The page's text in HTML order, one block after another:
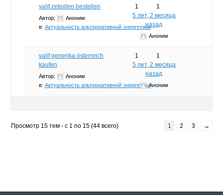
valif zetpillen bestellen
Автор:
Аноним
в: Актуальность альтернативной энергетики
1
1
5 лет, 2 месяца
назад
Аноним
valif generika österreich
kaufen
Автор:
Аноним
в: Актуальность альтернативной энергетики
1
1
5 лет, 2 месяца
назад
Аноним
Просмотр 15 тем - с 1 по 15 (44 всего) 1 2 3 →